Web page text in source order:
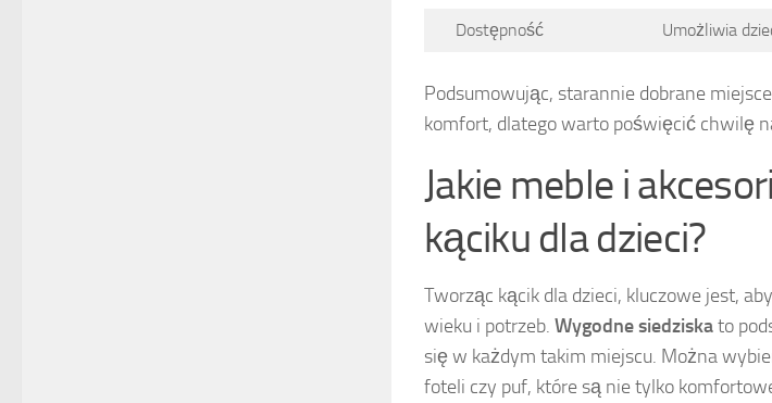
Dostępność Umożliwia
Podsumowując, starannie dobrane
komfort, dlatego warto poświęcić chwilę
Jakie meble i
kąciku dla dzieci?
Tworząc kącik dla dzieci, kluczowe jest,
wieku i potrzeb. Wygodne siedziskato
się w każdym takim miejscu. Można
foteli czy puf, które są nie tylko